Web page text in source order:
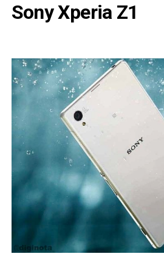
Sony Xperia Z1